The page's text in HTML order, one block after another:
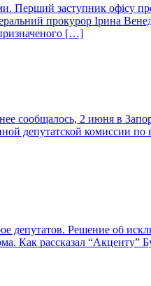
Перший заступник офісу
прокурор Ірина
[…]
сообщалось, 2 июня в
депутатской комиссии
депутатов. Решение об
Как рассказал “Акценту”